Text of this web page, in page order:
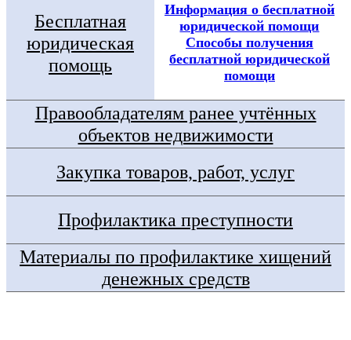
Бесплатная
юридическая
помощь
Информация о бесплатной
юридической помощи
Способы получения
бесплатной юридической
помощи
Правообладателям ранее учтённых
объектов недвижимости
Закупка товаров, работ, услуг
Профилактика преступности
Материалы по профилактике хищений
денежных средств